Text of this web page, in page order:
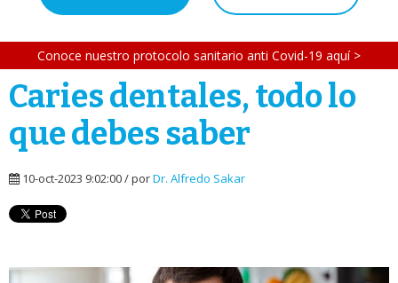
Conoce nuestro protocolo sanitario anti Covid-19 aquí >
Caries dentales, todo lo
que debes saber
10-oct-2023 9:02:00 / porDr. Alfredo Sakar